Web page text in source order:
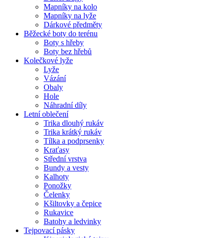
Mapníky na kolo
Mapníky na lyže
Dárkové předměty
Běžecké boty do terénu
Boty s hřeby
Boty bez hřebů
Kolečkové lyže
Lyže
Vázání
Obaly
Hole
Náhradní díly
Letní oblečení
Trika dlouhý rukáv
Trika krátký rukáv
Tílka a podprsenky
Kraťasy
Střední vrstva
Bundy a vesty
Kalhoty
Ponožky
Čelenky
Kšiltovky a čepice
Rukavice
Batohy a ledvinky
Tejpovací pásky